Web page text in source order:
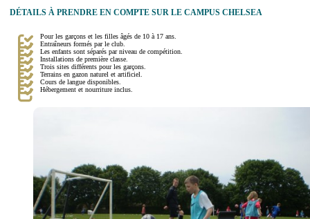
DÉTAILS À PRENDRE EN COMPTE SUR LE CAMPUS CHELSEA
Pour les garçons et les filles âgés de 10 à 17 ans.
Entraîneurs formés par le club.
Les enfants sont séparés par niveau de compétition.
Installations de première classe.
Trois sites différents pour les garçons.
Terrains en gazon naturel et artificiel.
Cours de langue disponibles.
Hébergement et nourriture inclus.